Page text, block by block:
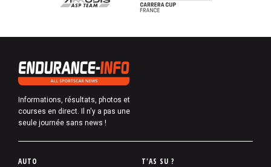
Informations, résultats, photos et
courses en direct. Il n'y a pas une
seule journée sans news !
P
AUTO T'AS SU ?